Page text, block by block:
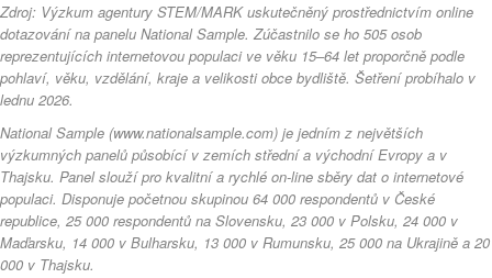
Zdroj: Výzkum agentury STEM/MARK uskutečněný prostřednictvím online
dotazování na panelu National Sample. Zúčastnilo se ho 505 osob
reprezentujících internetovou populaci ve věku 15–64 let proporčně podle
pohlaví, věku, vzdělání, kraje a velikosti obce bydliště. Šetření probíhalo v
lednu 2026.
National Sample (www.nationalsample.com) je jedním z největších
výzkumných panelů působící v zemích střední a východní Evropy a v
Thajsku. Panel slouží pro kvalitní a rychlé on-line sběry dat o internetové
populaci. Disponuje početnou skupinou 64 000 respondentů v České
republice, 25 000 respondentů na Slovensku, 23 000 v Polsku, 24 000 v
Maďarsku, 14 000 v Bulharsku, 13 000 v Rumunsku, 25 000 na Ukrajině a 20
000 v Thajsku.